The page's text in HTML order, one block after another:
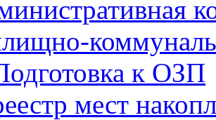
к ОЗП
мест